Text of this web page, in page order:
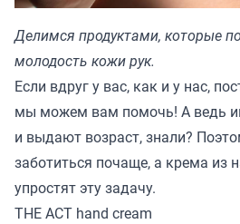
Делимся продуктами, которые
молодость кожи рук.
Если вдруг у вас, как и у нас,
мы можем вам помочь! А ведь
и выдают возраст, знали?
заботиться почаще, а крема из
упростят эту задачу.
THE ACT hand cream